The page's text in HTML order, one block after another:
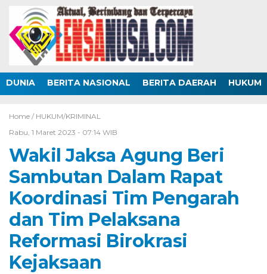
DUNIA BERITA NASIONAL BERITA DAERAH HUKUM
Home / HUKUM/KRIMINAL
Rabu, 1 Maret 2023 - 07:14 WIB
Wakil Jaksa Agung Beri
Sambutan Dalam Rapat
Koordinasi Tim Pengarah
dan Tim Pelaksana
Reformasi Birokrasi
Kejaksaan